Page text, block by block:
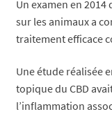
Un examen en 2014
sur les animaux a
traitement efficace
Une étude réalisée
topique du CBD
l’inflammation